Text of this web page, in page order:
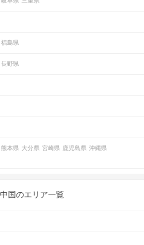
福島県
長野県
熊本県 大分県 宮崎県 鹿児島県 沖縄県
中国のエリア一覧